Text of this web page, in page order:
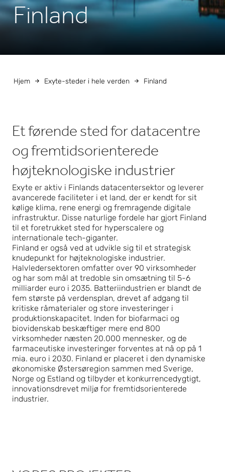
Finland
Hjem Exyte-steder i hele verden Finland
Et førende sted for datacentre
og fremtidsorienterede
højteknologiske industrier
Exyte er aktiv i Finlands datacentersektor og leverer
avancerede faciliteter i et land, der er kendt for sit
kølige klima, rene energi og fremragende digitale
infrastruktur. Disse naturlige fordele har gjort Finland
til et foretrukket sted for hyperscalere og
internationale tech-giganter.
Finland er også ved at udvikle sig til et strategisk
knudepunkt for højteknologiske industrier.
Halvledersektoren omfatter over 90 virksomheder
og har som mål at tredoble sin omsætning til 5-6
milliarder euro i 2035. Batteriindustrien er blandt de
fem største på verdensplan, drevet af adgang til
kritiske råmaterialer og store investeringer i
produktionskapacitet. Inden for biofarmaci og
biovidenskab beskæftiger mere end 800
virksomheder næsten 20.000 mennesker, og de
farmaceutiske investeringer forventes at nå op på 1
mia. euro i 2030. Finland er placeret i den dynamiske
økonomiske Østersøregion sammen med Sverige,
Norge og Estland og tilbyder et konkurrencedygtigt,
innovationsdrevet miljø for fremtidsorienterede
industrier.